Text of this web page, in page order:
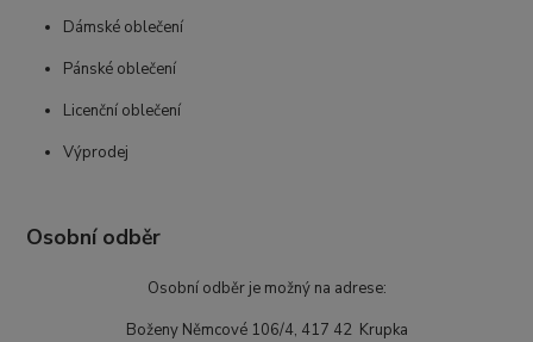
Dámské oblečení
Pánské oblečení
Licenční oblečení
Výprodej
Osobní odběr
Osobní odběr je možný na adrese:
Boženy Němcové 106/4, 417 42 Krupka